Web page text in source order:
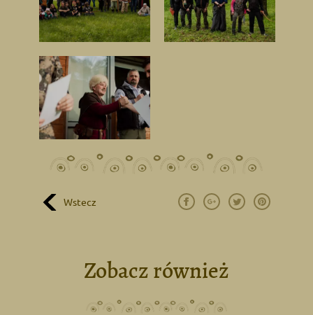
Wstecz
Zobacz również